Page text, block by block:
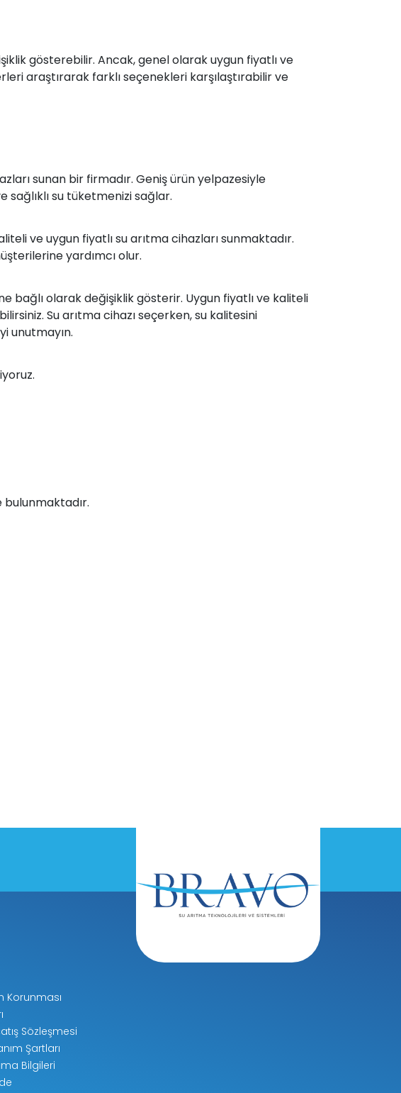
gösterebilir. Ancak, genel olarak uygun fiyatlı ve
araştırarak farklı seçenekleri karşılaştırabilir ve
sunan bir firmadır. Geniş ürün yelpazesiyle
su tüketmenizi sağlar.
ve uygun fiyatlı su arıtma cihazları sunmaktadır.
yardımcı olur.
bağlı olarak değişiklik gösterir. Uygun fiyatlı ve kaliteli
Su arıtma cihazı seçerken, su kalitesini
unutmayın.
bulunmaktadır.
Korunması
Sözleşmesi
Şartları
Bilgileri